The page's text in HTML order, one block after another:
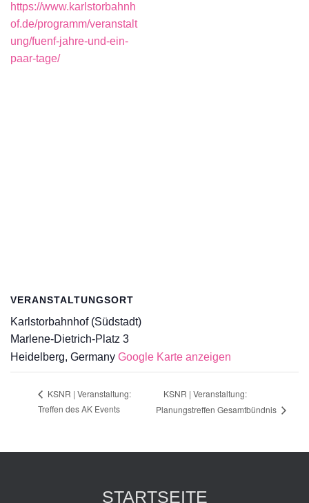
https://www.karlstorbahnh
of.de/programm/veranstalt
ung/fuenf-jahre-und-ein-
paar-tage/
VERANSTALTUNGSORT
Karlstorbahnhof (Südstadt)
Marlene-Dietrich-Platz 3
Heidelberg, Germany Google Karte anzeigen
KSNR | Veranstaltung:
Treffen des AK Events
KSNR | Veranstaltung:
Planungstreffen Gesamtbündnis
STARTSEITE